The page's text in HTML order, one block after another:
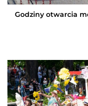
Godziny otwarcia